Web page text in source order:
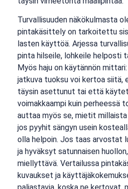
Turvallisuuden näkökulmasta
pintakäsittely on tarkoitettu
lasten käyttöä. Arjessa
pinta hilseile, lohkeile helposti
Myös haju on käytännön
jatkuva tuoksu voi kertoa siitä,
täysin asettunut tai että
voimakkaampi kuin perheessä
auttaa myös se, mietit
jos pyyhit sängyn usein
olla helpoin. Jos taas arvostat
ja hyväksyt satunnaisen
miellyttävä. Vertailussa
kuvaukset ja